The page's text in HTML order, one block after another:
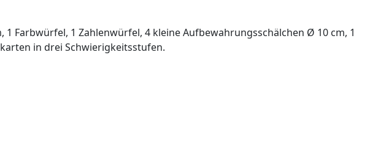
Farbwürfel, 1 Zahlenwürfel, 4 kleine Aufbewahrungsschälchen Ø 10 cm, 1
in drei Schwierigkeitsstufen.